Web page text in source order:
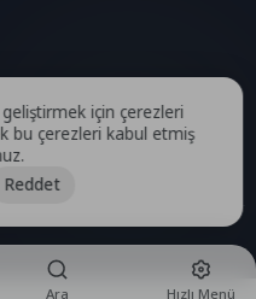
Ara Hızlı Menü
geliştirmek için çerezleri
bu çerezleri kabul etmiş
Reddet